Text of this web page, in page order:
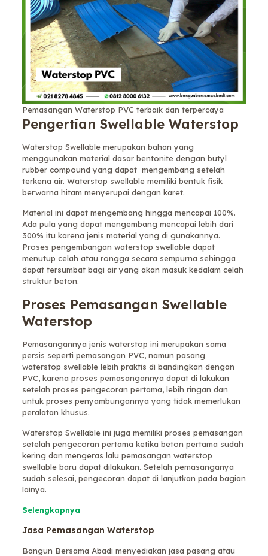
Pemasangan Waterstop PVC terbaik dan terpercaya
Pengertian Swellable Waterstop
Waterstop Swellable merupakan bahan yang
menggunakan material dasar bentonite dengan butyl
rubber compound yang dapat mengembang setelah
terkena air. Waterstop swellable memiliki bentuk fisik
berwarna hitam menyerupai dengan karet.
Material ini dapat mengembang hingga mencapai 100%.
Ada pula yang dapat mengembang mencapai lebih dari
300% itu karena jenis material yang di gunakannya.
Proses pengembangan waterstop swellable dapat
menutup celah atau rongga secara sempurna sehingga
dapat tersumbat bagi air yang akan masuk kedalam celah
struktur beton.
Proses Pemasangan Swellable
Waterstop
Pemasangannya jenis waterstop ini merupakan sama
persis seperti pemasangan PVC, namun pasang
waterstop swellable lebih praktis di bandingkan dengan
PVC, karena proses pemasangannya dapat di lakukan
setelah proses pengecoran pertama, lebih ringan dan
untuk proses penyambungannya yang tidak memerlukan
peralatan khusus.
Waterstop Swellable ini juga memiliki proses pemasangan
setelah pengecoran pertama ketika beton pertama sudah
kering dan mengeras lalu pemasangan waterstop
swellable baru dapat dilakukan. Setelah pemasanganya
sudah selesai, pengecoran dapat di lanjutkan pada bagian
lainya.
Selengkapnya
Jasa Pemasangan Waterstop
Bangun Bersama Abadi menyediakan jasa pasang atau